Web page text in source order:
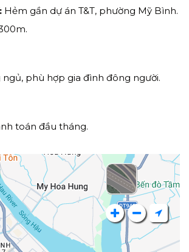
Hẻm gần dự án T&T, phường Mỹ Bình.
phù hợp gia đình đông người.
toán đầu tháng.